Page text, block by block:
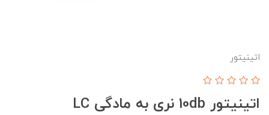
اتینیتور
اتینیتور 10db نری به مادگی LC